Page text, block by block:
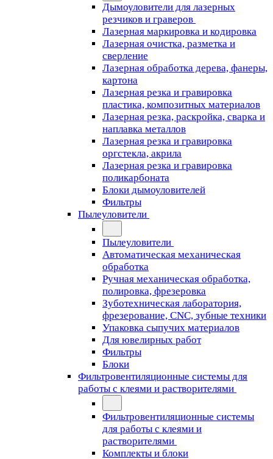
Дымоуловители для лазерных
резчиков и граверов
Лазерная маркировка и кодировка
Лазерная очистка, разметка и
сверление
Лазерная обработка дерева, фанеры,
картона
Лазерная резка и гравировка
пластика, композитных материалов
Лазерная резка, раскройка, сварка и
наплавка металлов
Лазерная резка и гравировка
оргстекла, акрила
Лазерная резка и гравировка
поликарбоната
Блоки дымоуловителей
Фильтры
Пылеуловители
Пылеуловители
Автоматическая механическая
обработка
Ручная механическая обработка,
полировка, фрезеровка
Зуботехническая лаборатория,
фрезерование, CNC, зубные техники
Упаковка сыпучих материалов
Для ювелирных работ
Фильтры
Блоки
Фильтровентиляционные системы для
работы с клеями и растворителями
Фильтровентиляционные системы
для работы с клеями и
растворителями
Комплекты и блоки